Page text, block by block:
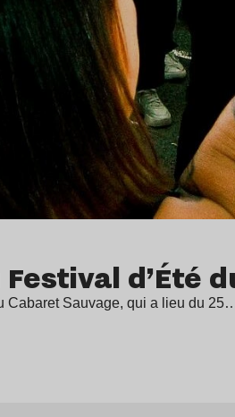
d’Été
Cabaret Sauvage, qui a lieu du